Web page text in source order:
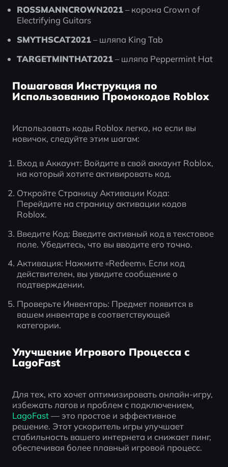
ROSSMANNCROWN2021 – корона Crown of
Electrifying Guitars
SMYTHSCAT2021 – шляпа King Tab
TARGETMINTHAT2021 – шляпа Peppermint Hat
Пошаговая Инструкция по
Использованию Промокодов Roblox
Использовать коды Roblox легко, но если вы
новичок, следуйте этим шагам:
Вход в Аккаунт: Войдите в свой аккаунт Roblox,
на который хотите активировать код.
Откройте Страницу Активации Кода:
Перейдите на страницу активации кодов
Roblox.
Введите Код: Введите активный код в текстовое
поле. Убедитесь, что вы вводите его точно.
Активация: Нажмите «Redeem». Если код
действителен, вы увидите сообщение о
подтверждении.
Проверьте Инвентарь: Предмет появится в
вашем инвентаре в соответствующей
категории.
Улучшение Игрового Процесса с
LagoFast
Для тех, кто хочет оптимизировать онлайн-игру,
избежать лагов и проблем с подключением,
LagoFast — это простое и эффективное
решение. Этот ускоритель игры улучшает
стабильность вашего интернета и снижает пинг,
обеспечивая более плавный игровой процесс.